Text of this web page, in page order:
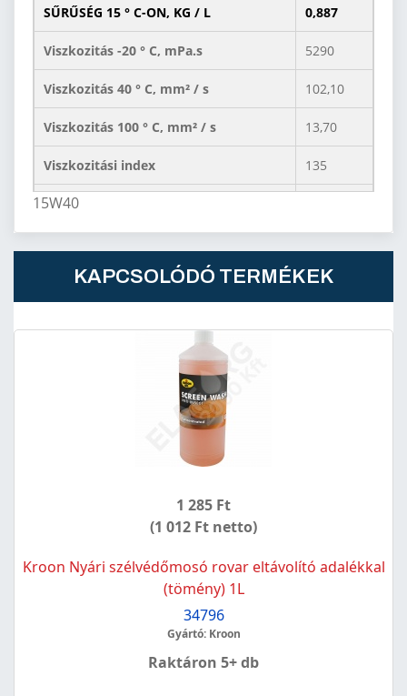
SŰRŰSÉG 15 ° C-ON, KG / L 0,887
Viszkozitás -20 ° C, mPa.s 5290
Viszkozitás 40 ° C, mm² / s 102,10
Viszkozitás 100 ° C, mm² / s 13,70
Viszkozitási index 135
Lobbanáspont COC, ° C
Összes alapszám, mgKOH / g 10,2
15W40
KAPCSOLÓDÓ TERMÉKEK
1 285 Ft
(1 012 Ft netto)
Kroon Nyári szélvédőmosó rovar eltávolító adalékkal
(tömény) 1L
34796
Gyártó: Kroon
Raktáron 5+ db